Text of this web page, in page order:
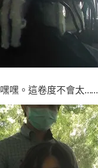
嘿嘿。這卷度不會太……